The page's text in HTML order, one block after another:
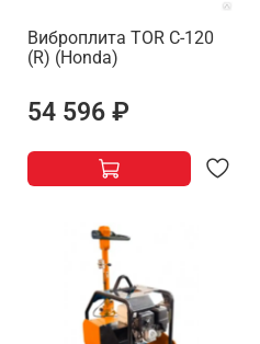
Виброплита TOR C-120
(R) (Honda)
54 596 ₽